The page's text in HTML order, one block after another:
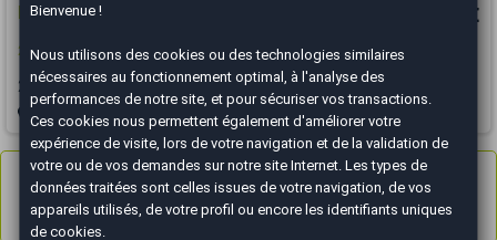
Mini MINI JOHN COOPER WORKS 21 990 €
2.0 i / 231 CH
2016 99076 km ESSENCE Automatique
Bourgoin-Jallieu - 38300
Annonces1 à 4sur 4
Résultats 1 - 4 sur 4.
Bienvenue !
Nous utilisons des cookies ou des technologies similaires
nécessaires au fonctionnement optimal, à l'analyse des
performances de notre site, et pour sécuriser vos transactions.
Ces cookies nous permettent également d'améliorer votre
expérience de visite, lors de votre navigation et de la validation de
votre ou de vos demandes sur notre site Internet. Les types de
données traitées sont celles issues de votre navigation, de vos
appareils utilisés, de votre profil ou encore les identifiants uniques
de cookies.